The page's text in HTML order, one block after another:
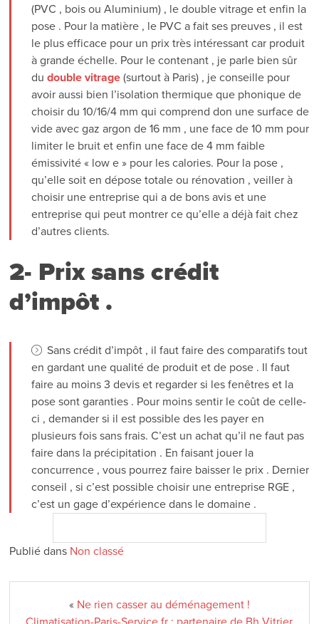
(PVC , bois ou Aluminium) , le double vitrage et enfin la
pose . Pour la matière , le PVC a fait ses preuves , il est
le plus efficace pour un prix très intéressant car produit
à grande échelle. Pour le contenant , je parle bien sûr
dudouble vitrage (surtout à Paris) , je conseille pour
avoir aussi bien l’isolation thermique que phonique de
choisir du 10/16/4 mm qui comprend don une surface de
vide avec gaz argon de 16 mm , une face de 10 mm pour
limiter le bruit et enfin une face de 4 mm faible
émissivité « low e » pour les calories. Pour la pose ,
qu’elle soit en dépose totale ou rénovation , veiller à
choisir une entreprise qui a de bons avis et une
entreprise qui peut montrer ce qu’elle a déjà fait chez
d’autres clients.
2- Prix sans crédit
d’impôt .
Sans crédit d’impôt , il faut faire des comparatifs tout
en gardant une qualité de produit et de pose . Il faut
faire au moins 3 devis et regarder si les fenêtres et la
pose sont garanties . Pour moins sentir le coût de celle-
ci , demander si il est possible des les payer en
plusieurs fois sans frais. C’est un achat qu’il ne faut pas
faire dans la précipitation . En faisant jouer la
concurrence , vous pourrez faire baisser le prix . Dernier
conseil , si c’est possible choisir une entreprise RGE ,
c’est un gage d’expérience dans le domaine .
Publié dans Non classé
« Ne rien casser au déménagement !